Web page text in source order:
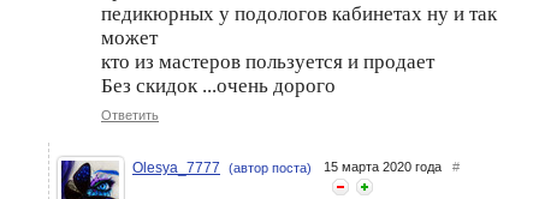
педикюрных у подологов кабинетах ну и так
может
кто из мастеров пользуется и продает
Без скидок ...очень дорого
Ответить
Olesya_7777 (автор поста) 15 марта 2020 года #